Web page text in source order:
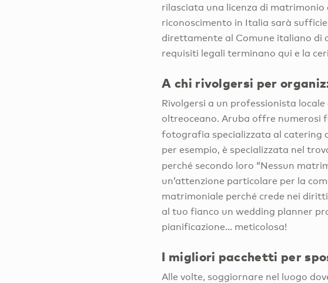
rilasciata una licenza di matrimonio
riconoscimento in Italia sarà
direttamente al Comune italiano di
requisiti legali terminano qui e la
A chi rivolgersi per
Rivolgersi a un professionista
oltreoceano. Aruba offre numerosi
fotografia specializzata al catering
per esempio, è specializzata nel
perché secondo loro “Nessun
un’attenzione particolare per la
matrimoniale perché crede nei
al tuo fianco un wedding planner
pianificazione… meticolosa!
I migliori pacchetti per
Alle volte, soggiornare nel luogo